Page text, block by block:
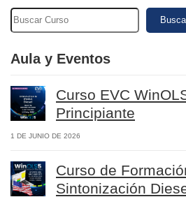
Aula y Eventos
Curso EVC
Principiante
1 DE JUNIO DE 2026
Curso de
Sintonización